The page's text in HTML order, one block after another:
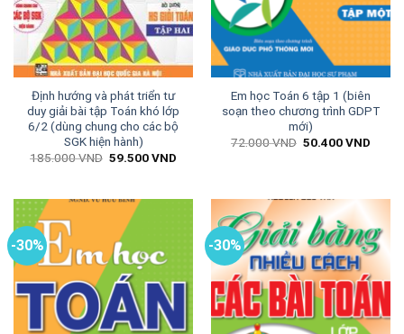
Định hướng và phát triển tư
duy giải bài tập Toán khó lớp
6/2 (dùng chung cho các bộ
SGK hiện hành)
185.000VND Giá
59.500VND
59.500 VND.
Em học Toán 6 tập 1 (biên
soạn theo chương trình GDPT
mới)
72.000VND Giá
50.400VND
-30% -30%